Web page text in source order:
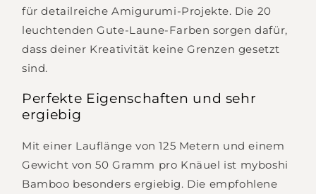
für detailreiche Amigurumi-Projekte. Die 20
leuchtenden Gute-Laune-Farben sorgen dafür,
dass deiner Kreativität keine Grenzen gesetzt
sind.
Perfekte Eigenschaften und sehr
ergiebig
Mit einer Lauflänge von 125 Metern und einem
Gewicht von 50 Gramm pro Knäuel ist myboshi
Bamboo besonders ergiebig. Die empfohlene